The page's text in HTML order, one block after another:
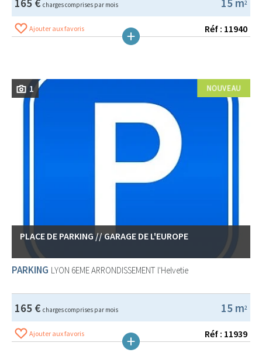
15 m2
165 € charges comprises par mois
Ajouter aux favoris Réf : 11940
1
PLACE DE PARKING // GARAGE DE L'EUROPE
PARKING LYON 6EME ARRONDISSEMENT l'Helvetie
15 m2
165 € charges comprises par mois
Ajouter aux favoris Réf : 11939